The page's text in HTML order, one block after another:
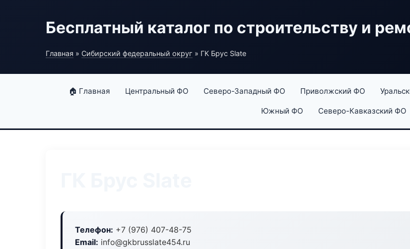
Бесплатный каталог по строительству и
Главная » Сибирский федеральный округ » ГК Брус Slate
🏠 Главная Центральный ФО Северо-Западный ФО Приволжский ФО
Южный ФО Северо-Кавказский ФО
Телефон: +7 (976) 407-48-75
Email: info@gkbrusslate454.ru